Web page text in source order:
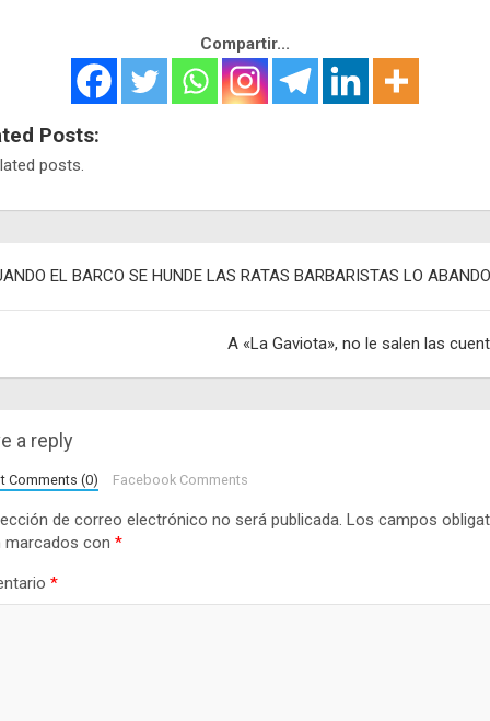
Compartir...
Posts:
posts.
EL BARCO SE HUNDE LAS RATAS BARBARISTAS LO
A «La Gaviota», no le salen las
a reply
Comments (0) Facebook Comments
de correo electrónico no será publicada. Los campos
marcados con *
*